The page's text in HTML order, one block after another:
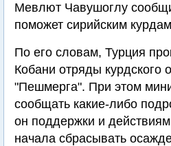
Мевлют Чавушоглу
поможет сирийским
По его словам, Турция
Кобани отряды курдского
"Пешмерга". При этом
сообщать какие-либо
он поддержки и
начала сбрасывать